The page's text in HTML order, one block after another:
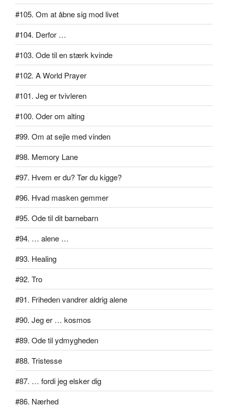
#105. Om at åbne sig mod livet
#104. Derfor …
#103. Ode til en stærk kvinde
#102. A World Prayer
#101. Jeg er tvivleren
#100. Oder om alting
#99. Om at sejle med vinden
#98. Memory Lane
#97. Hvem er du? Tør du kigge?
#96. Hvad masken gemmer
#95. Ode til dit barnebarn
#94. … alene …
#93. Healing
#92. Tro
#91. Friheden vandrer aldrig alene
#90. Jeg er … kosmos
#89. Ode til ydmygheden
#88. Tristesse
#87. … fordi jeg elsker dig
#86. Nærhed